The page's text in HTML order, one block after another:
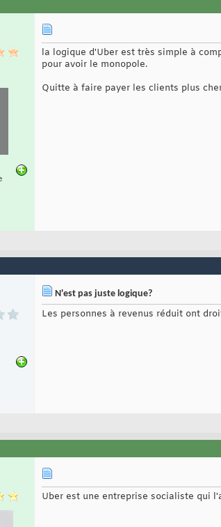
la logique d'Uber est très simple à
pour avoir le monopole.
Quitte à faire payer les clients plus
N'est pas juste logique?
Les personnes à revenus réduit ont
Uber est une entreprise socialiste qui